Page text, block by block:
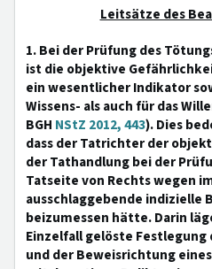
Leitsätze des
1. Bei der Prüfung des
ist die objektive
ein wesentlicher Indikator
Wissens- als auch für das
BGH NStZ 2012, 443). Dies
dass der Tatrichter der
der Tathandlung bei der
Tatseite von Rechts wegen
ausschlaggebende indizielle
beizumessen hätte. Darin
Einzelfall gelöste Festlegung
und der Beweisrichtung